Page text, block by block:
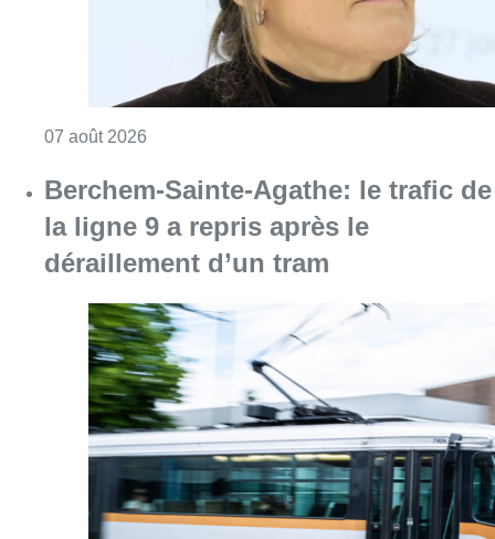
07 août 2026
Berchem-Sainte-Agathe: le trafic de
la ligne 9 a repris après le
déraillement d’un tram